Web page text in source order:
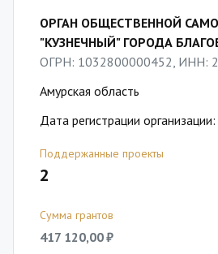
ОРГАН ОБЩЕСТВЕННОЙ
"КУЗНЕЧНЫЙ" ГОРОДА
ОГРН: 1032800000452, ИНН:
Амурская область
Дата регистрации
Поддержанные проекты
2
Сумма грантов
417 120,00 ₽